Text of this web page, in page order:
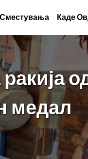
Сместувања Каде
медал